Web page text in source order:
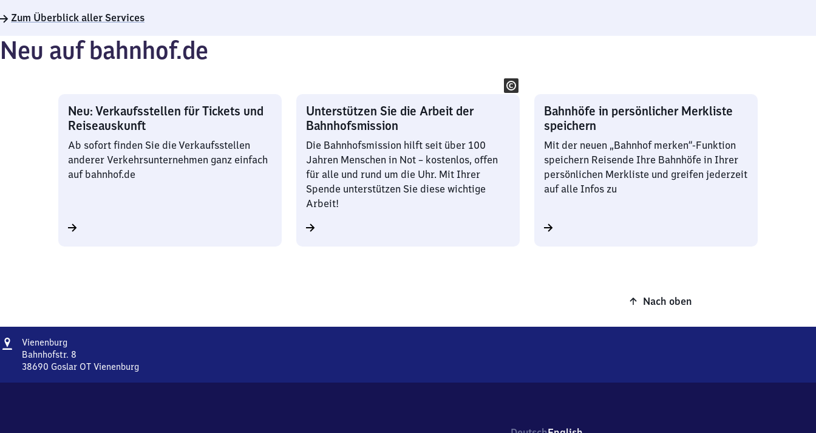
22
Zum Überblick aller Services
Neu auf bahnhof.de
Neu: Verkaufsstellen für Tickets und
Reiseauskunft
Ab sofort finden Sie die Verkaufsstellen
anderer Verkehrsunternehmen ganz einfach
auf bahnhof.de
Unterstützen Sie die Arbeit der
Bahnhofsmission
Die Bahnhofsmission hilft seit über 100
Jahren Menschen in Not – kostenlos, offen
für alle und rund um die Uhr. Mit Ihrer
Spende unterstützen Sie diese wichtige
Arbeit!
Bahnhöfe in persönlicher Merkliste
speichern
Mit der neuen „Bahnhof merken“-Funktion
speichern Reisende Ihre Bahnhöfe in Ihrer
persönlichen Merkliste und greifen jederzeit
auf alle Infos zu
Nach oben
Adresse
Vienenburg
Bahnhofstr. 8
38690 Goslar OT Vienenburg